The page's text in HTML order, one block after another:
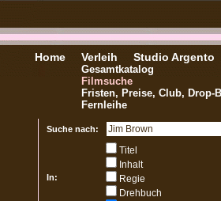
Home Verleih
Gesamtkatalog
Filmsuche
Fristen, Preise, Club, Drop-
Fernleihe
Studio Argento
Suche nach:
In:
Titel
Inhalt
Regie
Drehbuch